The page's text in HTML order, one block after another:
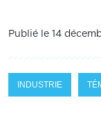
Publié le 14
INDUSTRIE